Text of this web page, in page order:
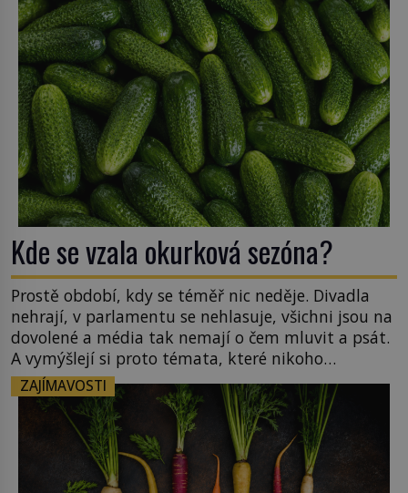
Kde se vzala okurková sezóna?
Prostě období, kdy se téměř nic neděje. Divadla
nehrají, v parlamentu se nehlasuje, všichni jsou na
dovolené a média tak nemají o čem mluvit a psát.
A vymýšlejí si proto témata, které nikoho
nezajímají. Proč je však ona letní doba spojovaná
zrovna s okurkami? Okurkovou sezónu známe už
od poloviny 19. století, ovšem jako Češi […]
ZAJÍMAVOSTI